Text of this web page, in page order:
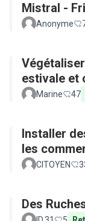
Mistral -
Anonyme
estivale et
Marine 47
Installer
les
CITOYEN
Des